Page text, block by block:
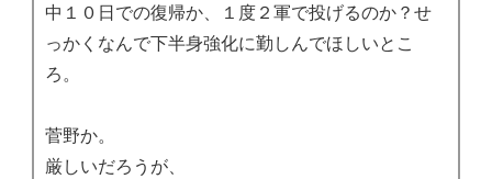
中１０日での復帰か、１度２軍で投げるのか？せ
っかくなんで下半身強化に勤しんでほしいとこ
ろ。
菅野か。
厳しいだろうが、